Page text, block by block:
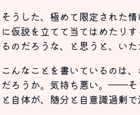
そうした、極めて限定された
に仮説を立てて当てはめたり
るのだろうな、と思うと、い
こんなことを書いているのは
だろうか。気持ち悪い。――そ
と自体が、随分と自意識過剰で